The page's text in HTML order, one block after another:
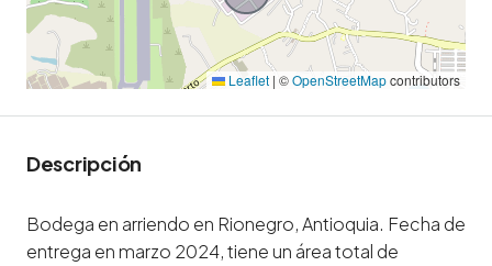
Leaflet | ©OpenStreetMapcontributors
Descripción
Bodega en arriendo en Rionegro, Antioquia. Fecha de
entrega en marzo 2024, tiene un área total de